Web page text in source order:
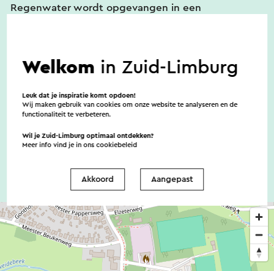
Regenwater wordt opgevangen in een
Huisdieren
Welkom in Zuid-Limburg
Leuk dat je inspiratie komt opdoen!
Wij maken gebruik van cookies om onze website te analyseren en de
functionaliteit te verbeteren.
Wil je Zuid-Limburg optimaal ontdekken?
Meer info vind je in onscookiebeleid
Akkoord Aangepast